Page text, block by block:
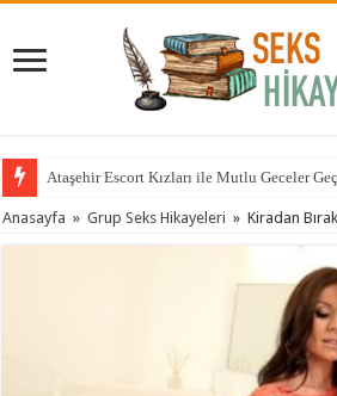
Ataşehir Escort Kızları ile Mutlu Geceler
Anasayfa » Grup Seks Hikayeleri » Kiradan